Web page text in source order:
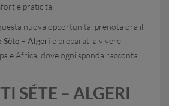
e praticità.
nuova opportunità: prenota ora il
– Algeri e preparati a vivere
e Africa, dove ogni sponda racconta
SÉTE – ALGERI